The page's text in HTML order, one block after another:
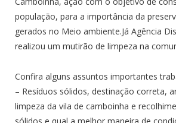
população, para a importância da
gerados no Meio ambiente.Já Agência
realizou um mutirão de limpeza na
Confira alguns assuntos importantes
– Resíduos sólidos, destinação correta,
limpeza da vila de camboinha e